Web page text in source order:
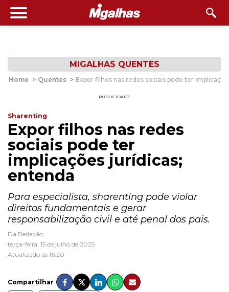
MIGALHAS QUENTES
Home > Quentes > Expor filhos nas redes sociais pode ter
PUBLICIDADE
Sharenting
Expor filhos nas redes
sociais pode ter
implicações jurídicas;
entenda
Para especialista, sharenting pode violar
direitos fundamentais e gerar
responsabilização civil e até penal dos pais.
Da Redação
terça-feira, 15 de julho de 2025
Atualizado às 16:20
Compartilhar